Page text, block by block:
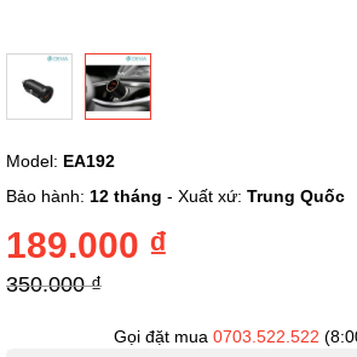
đến
phần
của
thư
viện
Model: EA192
Bảo hành: 12 tháng - Xuất xứ: Trung Quốc
189.000 ₫
350.000 ₫
Gọi đặt mua 0703.522.522